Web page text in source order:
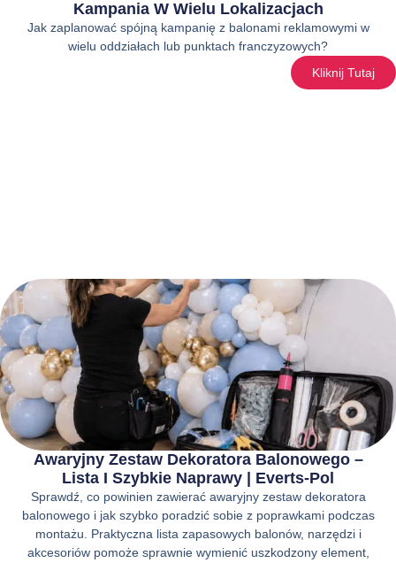
Kampania W Wielu Lokalizacjach
Jak zaplanować spójną kampanię z balonami reklamowymi w
wielu oddziałach lub punktach franczyzowych?
Kliknij Tutaj
Awaryjny Zestaw Dekoratora Balonowego –
Lista I Szybkie Naprawy | Everts-Pol
Sprawdź, co powinien zawierać awaryjny zestaw dekoratora
balonowego i jak szybko poradzić sobie z poprawkami podczas
montażu. Praktyczna lista zapasowych balonów, narzędzi i
akcesoriów pomoże sprawnie wymienić uszkodzony element,